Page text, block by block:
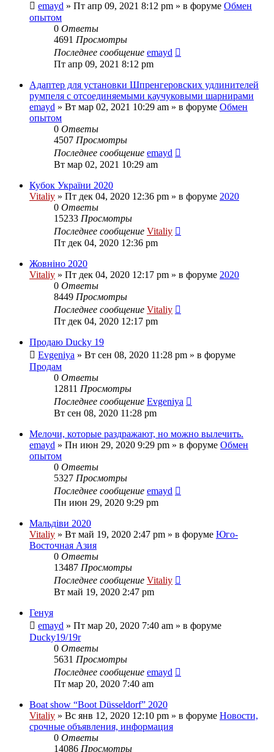
emayd » Пт апр 09, 2021 8:12 pm » в форуме Обмен
опытом
0 Ответы
4691 Просмотры
Последнее сообщение emayd
Пт апр 09, 2021 8:12 pm
Адаптер для установки Шпренгеровских удлинителей
румпеля с отсоединяемыми каучуковыми шарнирами
emayd » Вт мар 02, 2021 10:29 am » в форуме Обмен
опытом
0 Ответы
4507 Просмотры
Последнее сообщение emayd
Вт мар 02, 2021 10:29 am
Кубок України 2020
Vitaliy » Пт дек 04, 2020 12:36 pm » в форуме 2020
0 Ответы
15233 Просмотры
Последнее сообщение Vitaliy
Пт дек 04, 2020 12:36 pm
Жовніно 2020
Vitaliy » Пт дек 04, 2020 12:17 pm » в форуме 2020
0 Ответы
8449 Просмотры
Последнее сообщение Vitaliy
Пт дек 04, 2020 12:17 pm
Продаю Ducky 19
Evgeniya » Вт сен 08, 2020 11:28 pm » в форуме
Продам
0 Ответы
12811 Просмотры
Последнее сообщение Evgeniya
Вт сен 08, 2020 11:28 pm
Мелочи, которые раздражают, но можно вылечить.
emayd » Пн июн 29, 2020 9:29 pm » в форуме Обмен
опытом
0 Ответы
5327 Просмотры
Последнее сообщение emayd
Пн июн 29, 2020 9:29 pm
Мальдіви 2020
Vitaliy » Вт май 19, 2020 2:47 pm » в форуме Юго-
Восточная Азия
0 Ответы
13487 Просмотры
Последнее сообщение Vitaliy
Вт май 19, 2020 2:47 pm
Генуя
emayd » Пт мар 20, 2020 7:40 am » в форуме
Ducky19/19r
0 Ответы
5631 Просмотры
Последнее сообщение emayd
Пт мар 20, 2020 7:40 am
Boat show “Boot Düsseldorf” 2020
Vitaliy » Вс янв 12, 2020 12:10 pm » в форуме Новости,
срочные объявления, информация
0 Ответы
14086 Просмотры